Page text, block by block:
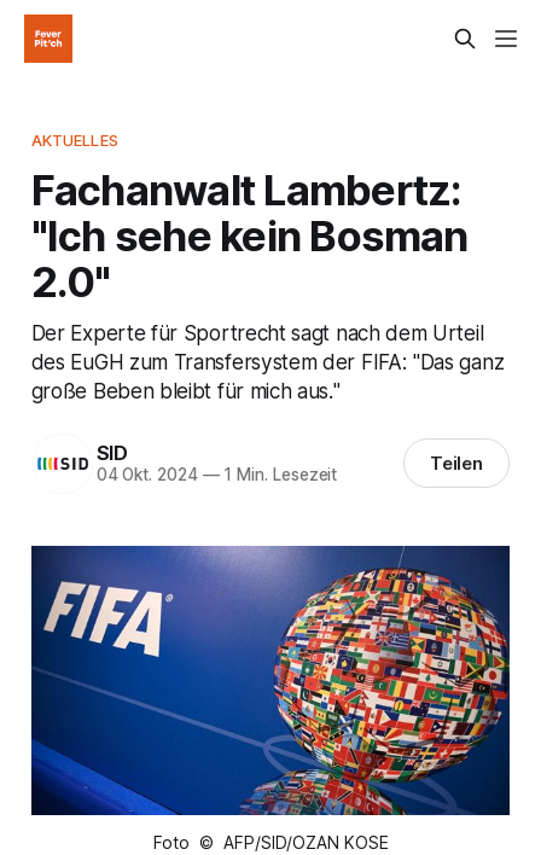
AKTUELLES
Fachanwalt Lambertz:
"Ich sehe kein Bosman
2.0"
Der Experte für Sportrecht sagt nach dem Urteil
des EuGH zum Transfersystem der FIFA: "Das ganz
große Beben bleibt für mich aus."
SID
04 Okt. 2024 —1 Min. Lesezeit Teilen
Foto © AFP/SID/OZAN KOSE